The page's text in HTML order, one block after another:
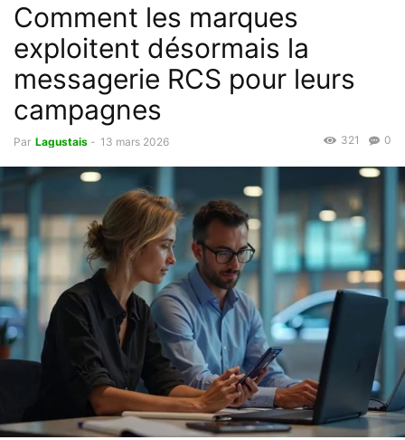
Comment les marques
exploitent désormais la
messagerie RCS pour leurs
campagnes
Par Lagustais - 13 mars 2026 0
321